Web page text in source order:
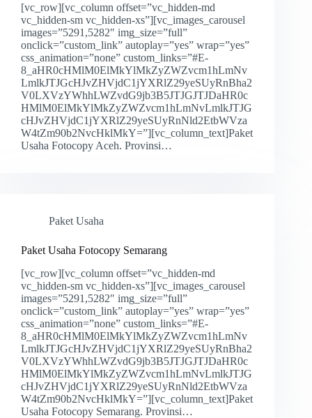
[vc_row][vc_column offset=”vc_hidden-md
vc_hidden-sm vc_hidden-xs”][vc_images_carousel
images=”5291,5282″ img_size=”full”
onclick=”custom_link” autoplay=”yes” wrap=”yes”
css_animation=”none” custom_links=”#E-
8_aHR0cHMlM0ElMkYlMkZyZWZvcm1hLmNv
LmlkJTJGcHJvZHVjdC1jYXRlZ29yeSUyRnBha2
V0LXVzYWhhLWZvdG9jb3B5JTJGJTJDaHR0c
HMlM0ElMkYlMkZyZWZvcm1hLmNvLmlkJTJG
cHJvZHVjdC1jYXRlZ29yeSUyRnNld2EtbWVza
W4tZm90b2NvcHklMkY=”][vc_column_text]Paket
Usaha Fotocopy Aceh. Provinsi…
Paket Usaha
Paket Usaha Fotocopy Semarang
[vc_row][vc_column offset=”vc_hidden-md
vc_hidden-sm vc_hidden-xs”][vc_images_carousel
images=”5291,5282″ img_size=”full”
onclick=”custom_link” autoplay=”yes” wrap=”yes”
css_animation=”none” custom_links=”#E-
8_aHR0cHMlM0ElMkYlMkZyZWZvcm1hLmNv
LmlkJTJGcHJvZHVjdC1jYXRlZ29yeSUyRnBha2
V0LXVzYWhhLWZvdG9jb3B5JTJGJTJDaHR0c
HMlM0ElMkYlMkZyZWZvcm1hLmNvLmlkJTJG
cHJvZHVjdC1jYXRlZ29yeSUyRnNld2EtbWVza
W4tZm90b2NvcHklMkY=”][vc_column_text]Paket
Usaha Fotocopy Semarang. Provinsi…